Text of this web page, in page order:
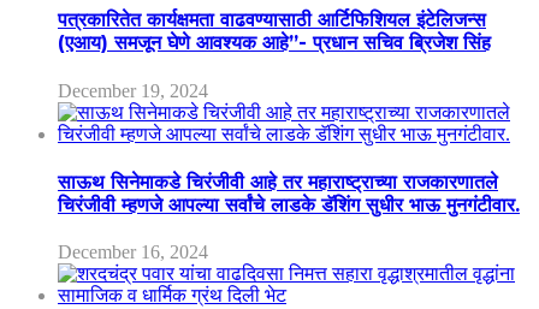
पत्रकारितेत कार्यक्षमता वाढवण्यासाठी आर्टिफिशियल इंटेलिजन्स
(एआय) समजून घेणे आवश्यक आहे”- प्रधान सचिव ब्रिजेश सिंह
December 19, 2024
साऊथ सिनेमाकडे चिरंजीवी आहे तर महाराष्ट्राच्या राजकारणातले
चिरंजीवी म्हणजे आपल्या सर्वांचे लाडके डॅशिंग सुधीर भाऊ मुनगंटीवार.
December 16, 2024